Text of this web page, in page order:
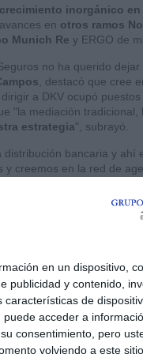
en un dispositivo,
y contenido,
de
acceder a
consentimiento, pero
volviendo a este
crecimiento inorgánico
en otros ramos
Munich Re y ERGO de
no ha querido dejar
, destacó que cree
a DKV ocupó
"la mediación tradicional,
estrategia", subrayó.
bancaria y ahí
creemos en la red de
a seguir siendo claves",
ayudar con herramientas
problemas
como esta, pinche aquí